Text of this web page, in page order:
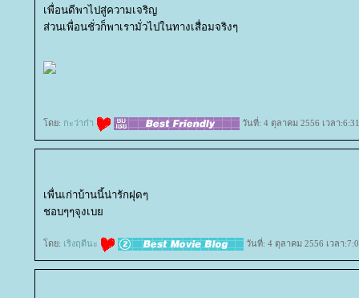
เพื่อนดีพาไปสู่ความเจริญ
ส่วนเพื่อนชั่วก็พาเรามั่วไปในทางเสื่อมจริงๆ
ดย: กะว่าก๋า วันที่: 4 ตุลาคม 2556 เวลา
เพื่นเก่าบ้านนี้น่ารักฝุดๆ
ชอบๆๆจุงเบ
ดย: เริงฤดีนะ วันที่: 4 ตุลาคม 2556 เวลา